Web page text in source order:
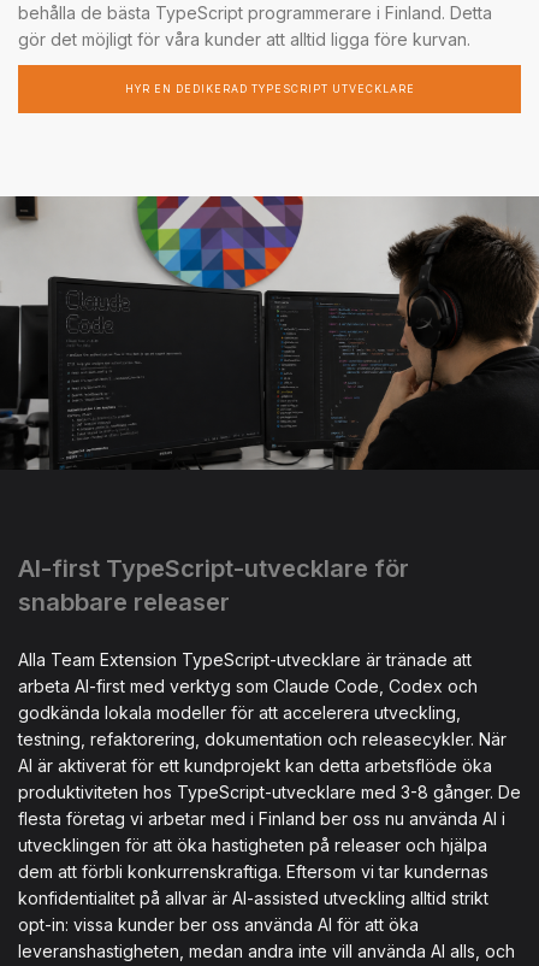
behålla de bästa TypeScript programmerare i Finland. Detta
gör det möjligt för våra kunder att alltid ligga före kurvan.
HYR EN DEDIKERAD TYPESCRIPT UTVECKLARE
AI-first TypeScript-utvecklare för
snabbare releaser
Alla Team Extension TypeScript-utvecklare är tränade att
arbeta AI-first med verktyg som Claude Code, Codex och
godkända lokala modeller för att accelerera utveckling,
testning, refaktorering, dokumentation och releasecykler. När
AI är aktiverat för ett kundprojekt kan detta arbetsflöde öka
produktiviteten hos TypeScript-utvecklare med 3-8 gånger. De
flesta företag vi arbetar med i Finland ber oss nu använda AI i
utvecklingen för att öka hastigheten på releaser och hjälpa
dem att förbli konkurrenskraftiga. Eftersom vi tar kundernas
konfidentialitet på allvar är AI-assisted utveckling alltid strikt
opt-in: vissa kunder ber oss använda AI för att öka
leveranshastigheten, medan andra inte vill använda AI alls, och